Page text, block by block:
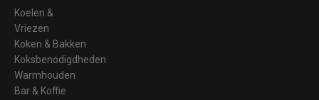
Koelen &
Vriezen
Koken & Bakken
Koksbenodigdheden
Warmhouden
Bar & Koffie